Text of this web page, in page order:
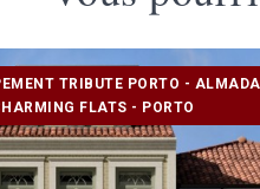
TRIBUTE PORTO - ALMADA
FLATS - PORTO